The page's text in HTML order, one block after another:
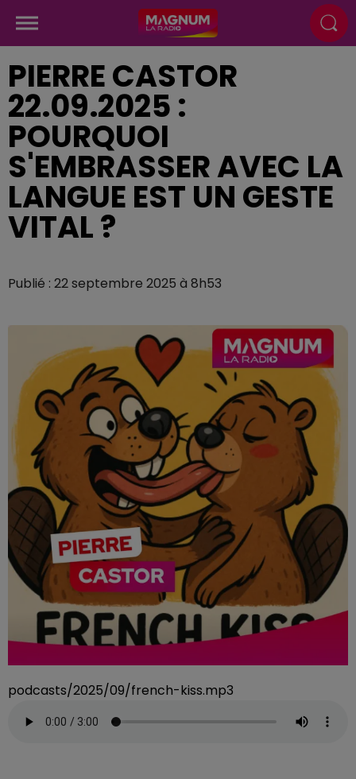
PIERRE CASTOR
22.09.2025 :
POURQUOI
S'EMBRASSER AVEC LA
LANGUE EST UN GESTE
VITAL ?
Publié : 22 septembre 2025 à 8h53
podcasts/2025/09/french-kiss.mp3